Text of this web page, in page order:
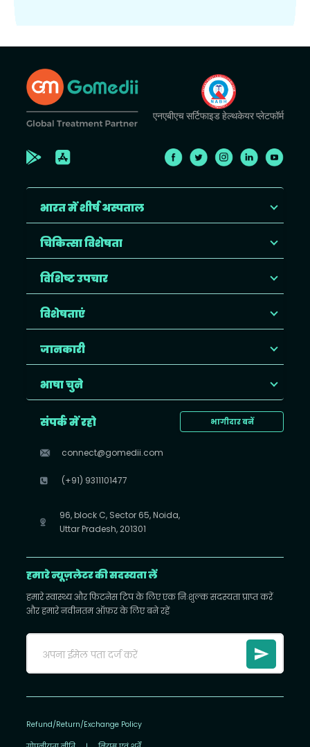
एनएबीएच सर्टिफाइड हेल्थकेयर प्लेटफॉर्म
भारत में शीर्ष अस्पताल
चिकित्सा विशेषता
विशिष्ट उपचार
विशेषताएं
जानकारी
भाषा चुने
भागीदार बनें
संपर्क में रहो
connect@gomedii.com
(+91) 9311101477
96, block C, Sector 65, Noida,
Uttar Pradesh, 201301
हमारे न्यूज़लेटर की सदस्यता लें
हमारे स्वास्थ्य और फिटनेस टिप के लिए एक निःशुल्क सदस्यता प्राप्त करें
और हमारे नवीनतम ऑफ़र के लिए बने रहें
Refund/Return/Exchange Policy